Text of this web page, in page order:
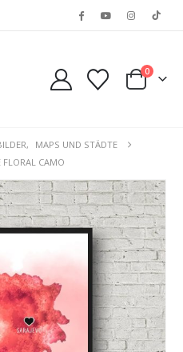
0
,
MAPS UND STÄDTE
FLORAL CAMO